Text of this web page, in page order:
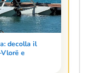
decolla il
e